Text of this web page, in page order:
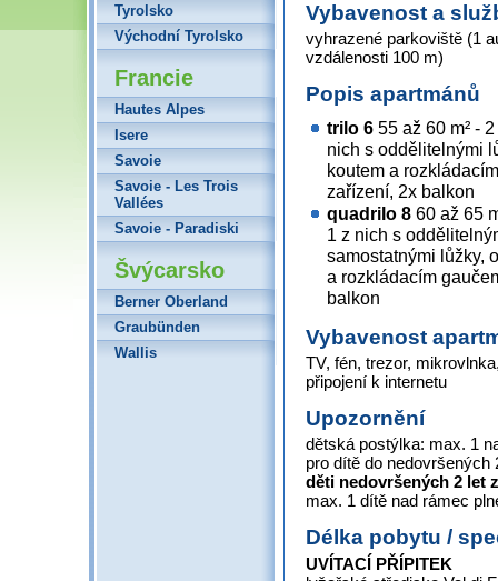
Vybavenost a
vyhrazené parkoviště (1
vzdálenosti 100 m)
Popis apartmánů
trilo 6 55 až 60 m² -
nich s oddělitelnými
koutem a
zařízení, 2x balkon
quadrilo 8 60 až 65
1 z nich s
samostatnými lůžky,
a rozkládacím
balkon
Vybavenost
TV, fén, trezor,
připojení k internetu
Upozornění
dětská postýlka: max. 1
pro dítě do nedovršených
děti nedovršených 2 let
max. 1 dítě nad rámec
Délka pobytu /
UVÍTACÍ PŘÍPITEK
Tyrolsko
Východní Tyrolsko
Francie
Hautes Alpes
Isere
Savoie
Savoie - Les Trois
Vallées
Savoie - Paradiski
Švýcarsko
Berner Oberland
Graubünden
Wallis